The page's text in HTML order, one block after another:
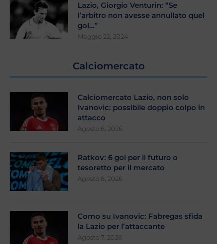
Lazio, Giorgio Venturin: “Se
l’arbitro non avesse annullato quel
gol…”
Maggio 22, 2024
Calciomercato
Calciomercato Lazio, non solo
Ivanovic: possibile doppio colpo in
attacco
Agosto 8, 2026
Ratkov: 6 gol per il futuro o
tesoretto per il mercato
Agosto 8, 2026
Como su Ivanovic: Fabregas sfida
la Lazio per l’attaccante
Agosto 7, 2026